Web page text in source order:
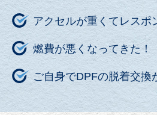
アクセルが重くてレスポ
燃費が悪くなってきた！
ご自身でDPFの脱着交換